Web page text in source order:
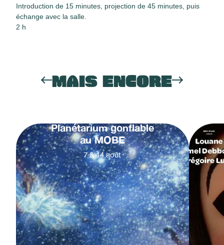
Introduction de 15 minutes, projection de 45 minutes, puis
échange avec la salle.
2 h
MAIS ENCORE
Planétarium gonflable
au MOBE
7 & 14 août